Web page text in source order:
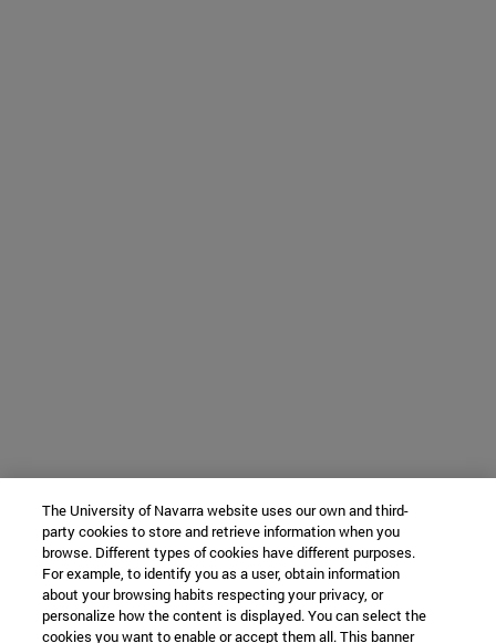
The University of Navarra website uses our own and third-
party cookies to store and retrieve information when you
browse. Different types of cookies have different purposes.
For example, to identify you as a user, obtain information
about your browsing habits respecting your privacy, or
personalize how the content is displayed. You can select the
cookies you want to enable or accept them all. This banner